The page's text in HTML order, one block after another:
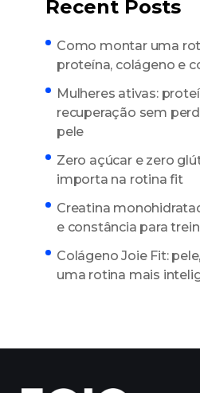
Recent Posts
Como montar uma
proteína, colágeno e
Mulheres ativas:
recuperação sem
pele
Zero açúcar e zero
importa na rotina fit
Creatina
e constância para
Colágeno Joie Fit:
uma rotina mais